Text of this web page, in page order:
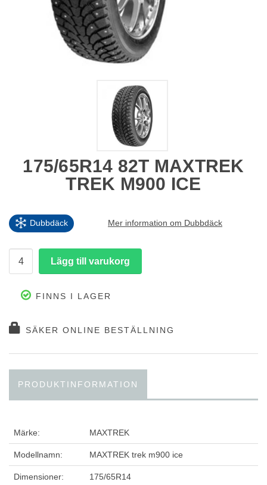
175/65R14 82T MAXTREK
TREK M900 ICE
Dubbdäck Mer information om Dubbdäck
FINNS I LAGER
SÄKER ONLINE BESTÄLLNING
PRODUKTINFORMATION
Märke: MAXTREK
Modellnamn: MAXTREK trek m900 ice
Dimensioner: 175/65R14